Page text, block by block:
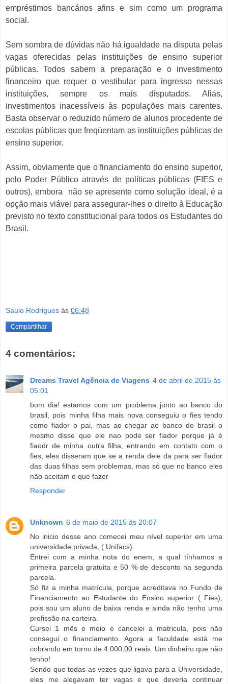
empréstimos bancários afins e sim como um programa
social.
Sem sombra de dúvidas não há igualdade na disputa pelas
vagas oferecidas pelas instituições de ensino superior
públicas. Todos sabem a preparação e o investimento
financeiro que requer o vestibular para ingresso nessas
instituições, sempre os mais disputados. Aliás,
investimentos inacessíveis às populações mais carentes.
Basta observar o reduzido número de alunos procedente de
escolas públicas que freqüentam as instituições públicas de
ensino superior.
Assim, obviamente que o financiamento do ensino superior,
pelo Poder Público através de políticas públicas (FIES e
outros), embora
não se apresente como solução ideal, é a
opção mais viável para assegurar-lhes o direito à Educação
previsto no texto constitucional para todos os Estudantes do
Brasil.
Saulo Rodrigues às 06:48
Compartilhar
4 comentários:
Dreams Travel Agência de Viagens 4 de abril de 2015 às
05:01
bom dia! estamos com um problema junto ao banco do
brasil, pois minha filha mais nova conseguiu o fies tendo
como fiador o pai, mas ao chegar ao banco do brasil o
mesmo disse que ele nao pode ser fiador porque já é
fiaodr de minha outra filha, entrando em contato com o
fies, eles disseram que se a renda dele da para ser fiador
das duas filhas sem problemas, mas só que no banco eles
não aceitam o que fazer
Responder
Unknown 6 de maio de 2015 às 20:07
No inicio desse ano comecei meu nível superior em uma
universidade privada, ( Unifacs).
Entrei com a minha nota do enem, a qual tínhamos a
primeira parcela gratuita e 50 % de desconto na segunda
parcela.
Só fiz a minha matrícula, porque acreditava no Fundo de
Financiamento ao Estudante do Ensino superior ( Fies),
pois sou um aluno de baixa renda e ainda não tenho uma
profissão na carteira.
Cursei 1 mês e meio e cancelei a matricula, pois não
consegui o financiamento. Agora a faculdade está me
cobrando em torno de 4.000,00 reais. Um dinheiro que não
tenho!
Sendo que todas as vezes que ligava para a Universidade,
eles me alegavam ter vagas e que deveria continuar